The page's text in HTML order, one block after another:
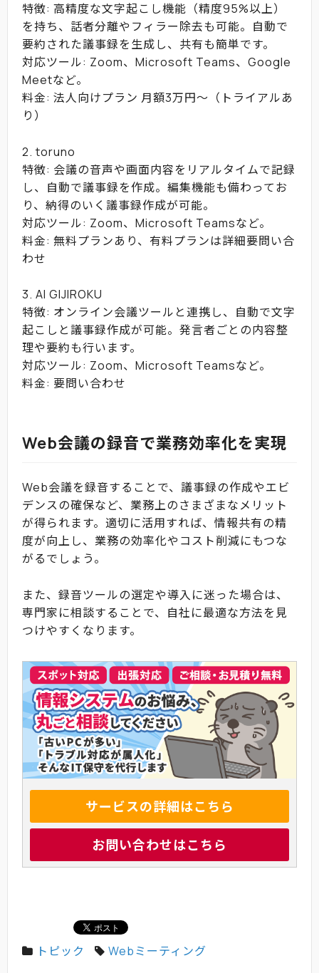
特徴: 高精度な文字起こし機能（精度95%以上）
を持ち、話者分離やフィラー除去も可能。自動で
要約された議事録を生成し、共有も簡単です。
対応ツール: Zoom、Microsoft Teams、Google
Meetなど。
料金: 法人向けプラン 月額3万円～（トライアルあ
り）
2. toruno
特徴: 会議の音声や画面内容をリアルタイムで記録
し、自動で議事録を作成。編集機能も備わってお
り、納得のいく議事録作成が可能。
対応ツール: Zoom、Microsoft Teamsなど。
料金: 無料プランあり、有料プランは詳細要問い合
わせ
3. AI GIJIROKU
特徴: オンライン会議ツールと連携し、自動で文字
起こしと議事録作成が可能。発言者ごとの内容整
理や要約も行います。
対応ツール: Zoom、Microsoft Teamsなど。
料金: 要問い合わせ
Web会議の録音で業務効率化を実現
Web会議を録音することで、議事録の作成やエビ
デンスの確保など、業務上のさまざまなメリット
が得られます。適切に活用すれば、情報共有の精
度が向上し、業務の効率化やコスト削減にもつな
がるでしょう。
また、録音ツールの選定や導入に迷った場合は、
専門家に相談することで、自社に最適な方法を見
つけやすくなります。
サービスの詳細はこちら
お問い合わせはこちら
トピック Webミーティング